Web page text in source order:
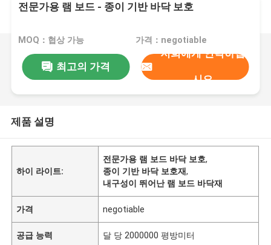
전문가용 램 보드 - 종이 기반 바닥 보호
MOQ：협상 가능 가격：negotiable
최고의 가격
저희에게 연락하십
시오
제품 설명
하이 라이트:
전문가용 램 보드 바닥 보호,
종이 기반 바닥 보호재,
내구성이 뛰어난 램 보드 바닥재
가격 negotiable
공급 능력 달 당 2000000 평방미터